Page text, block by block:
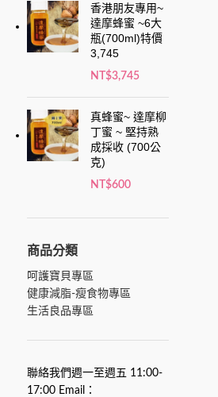
香港朋友專用~
達摩蜂蜜 ~6大
瓶(700ml)特價
3,745
NT$3,745
真蜂蜜~ 達摩柳
丁蜜 ~ 堅持熟
成採收 (700公
克)
NT$600
商品分類
呵護寶貝專區
健康減脂-瘦食物專區
生活良品專區
聯絡我們週一至週五 11:00-
17:00 Email：